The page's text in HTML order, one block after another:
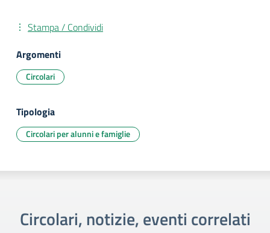
Stampa / Condividi
Argomenti
Circolari
Tipologia
Circolari per alunni e famiglie
Circolari, notizie, eventi correlati